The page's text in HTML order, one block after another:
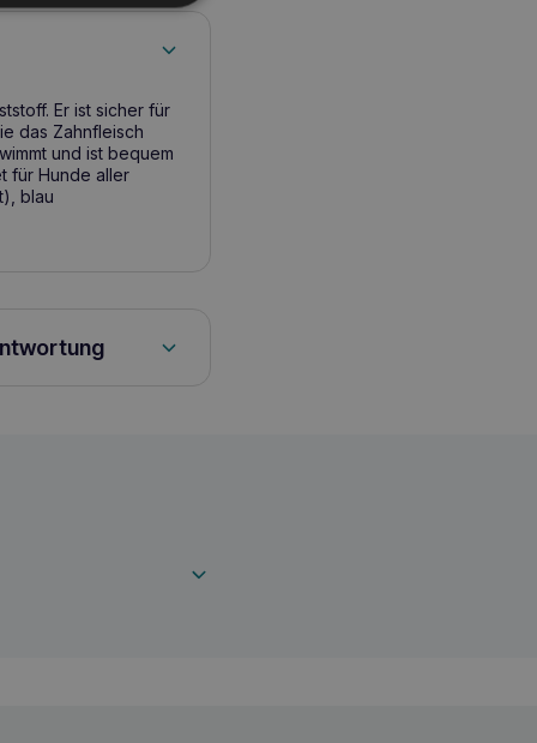
Er ist sicher für
das Zahnfleisch
und ist bequem
für Hunde aller
blau